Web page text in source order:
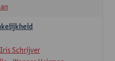
Iris Schrijver